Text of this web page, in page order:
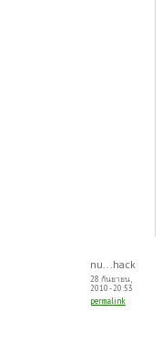
nu...hack
28 กันยายน,
2010 - 20:53
permalink